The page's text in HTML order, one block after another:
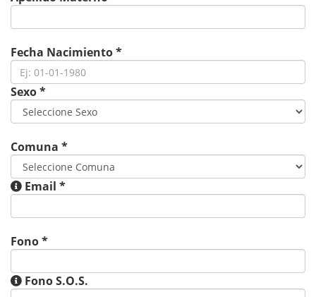
Fecha Nacimiento*
Sexo*
Comuna *
Email *
Fono*
Fono S.O.S.